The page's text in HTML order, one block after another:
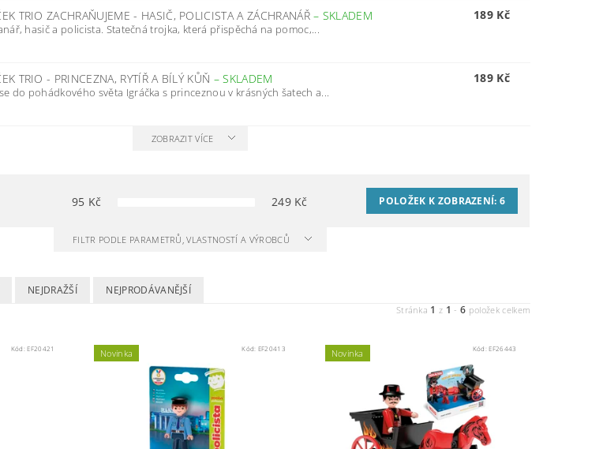
TRIO ZACHRAŇUJEME - HASIČ, POLICISTA A ZÁCHRANÁŘ– SKLADEM
hasič a policista. Statečná trojka, která přispěchá na pomoc,...
189 Kč
TRIO - PRINCEZNA, RYTÍŘ A BÍLÝ KŮŇ –SKLADEM
do pohádkového světa Igráčka s princeznou v krásných šatech a...
189 Kč
ZOBRAZIT VÍCE
95 Kč 249Kč POLOŽEK K ZOBRAZENÍ:6
FILTR PODLE PARAMETRŮ, VLASTNOSTÍ A VÝROBCŮ
NEJDRAŽŠÍ NEJPRODÁVANĚJŠÍ
Stránka 1 z 1 -6 položek celkem
Kód:EF20421 Novinka Kód: EF20413 Novinka Kód:EF26443